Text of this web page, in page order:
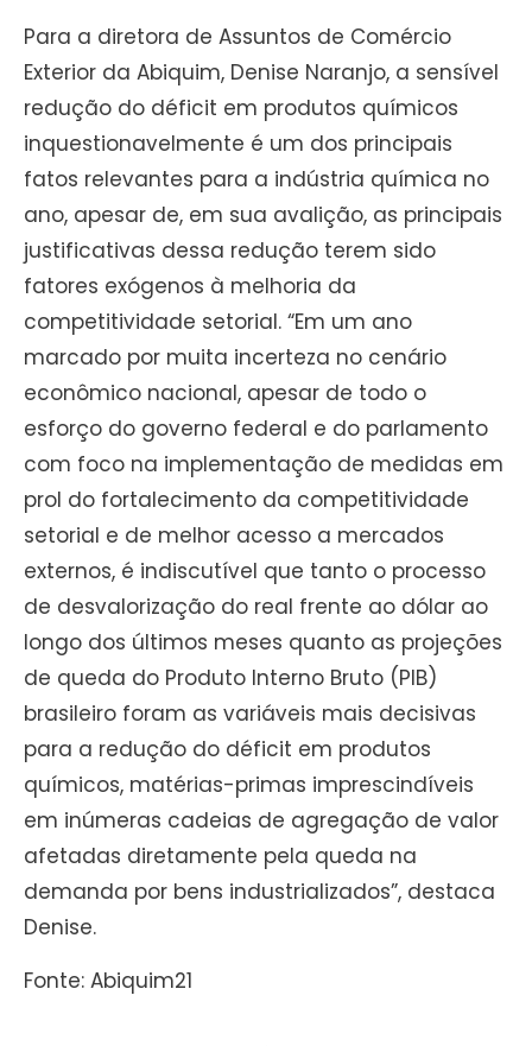
Para a diretora de Assuntos de Comércio
Exterior da Abiquim, Denise Naranjo, a sensível
redução do déficit em produtos químicos
inquestionavelmente é um dos principais
fatos relevantes para a indústria química no
ano, apesar de, em sua avalição, as principais
justificativas dessa redução terem sido
fatores exógenos à melhoria da
competitividade setorial. “Em um ano
marcado por muita incerteza no cenário
econômico nacional, apesar de todo o
esforço do governo federal e do parlamento
com foco na implementação de medidas em
prol do fortalecimento da competitividade
setorial e de melhor acesso a mercados
externos, é indiscutível que tanto o processo
de desvalorização do real frente ao dólar ao
longo dos últimos meses quanto as projeções
de queda do Produto Interno Bruto (PIB)
brasileiro foram as variáveis mais decisivas
para a redução do déficit em produtos
químicos, matérias-primas imprescindíveis
em inúmeras cadeias de agregação de valor
afetadas diretamente pela queda na
demanda por bens industrializados”, destaca
Denise.
Fonte: Abiquim21